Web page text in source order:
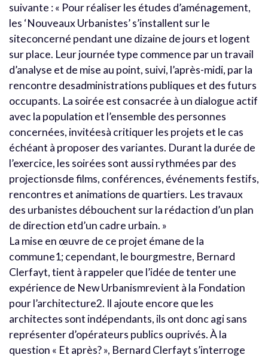
suivante : « Pour réaliser les études d’aménagement,
les ‘Nouveaux Urbanistes’ s’installent sur le
siteconcerné pendant une dizaine de jours et logent
sur place. Leur journée type commence par un travail
d’analyse et de mise au point, suivi, l’après-midi, par la
rencontre desadministrations publiques et des futurs
occupants. La soirée est consacrée à un dialogue actif
avec la population et l’ensemble des personnes
concernées, invitéesà critiquer les projets et le cas
échéant à proposer des variantes. Durant la durée de
l’exercice, les soirées sont aussi rythmées par des
projectionsde films, conférences, événements festifs,
rencontres et animations de quartiers. Les travaux
des urbanistes débouchent sur la rédaction d’un plan
de direction etd’un cadre urbain. »
La mise en œuvre de ce projet émane de la
commune1; cependant, le bourgmestre, Bernard
Clerfayt, tient à rappeler que l’idée de tenter une
expérience de New Urbanismrevient à la Fondation
pour l’architecture2. Il ajoute encore que les
architectes sont indépendants, ils ont donc agi sans
représenter d’opérateurs publics ouprivés. À la
question « Et après? », Bernard Clerfayt s’interroge